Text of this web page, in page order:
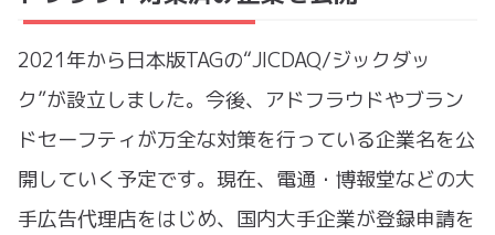
2021年から日本版TAGの“JICDAQ/ジックダッ
ク”が設立しました。今後、アドフラウドやブラン
ドセーフティが万全な対策を行っている企業名を公
開していく予定です。現在、電通・博報堂などの大
手広告代理店をはじめ、国内大手企業が登録申請を